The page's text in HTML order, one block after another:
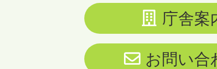
庁舎案
お問い合